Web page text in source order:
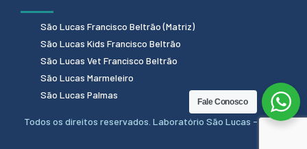
São Lucas Francisco Beltrão (Matriz)
São Lucas Kids Francisco Beltrão
São Lucas Vet Francisco Beltrão
São Lucas Marmeleiro
São Lucas Palmas
Todos os direitos reservados. Laboratório São Lucas - 2024.
Fale Conosco